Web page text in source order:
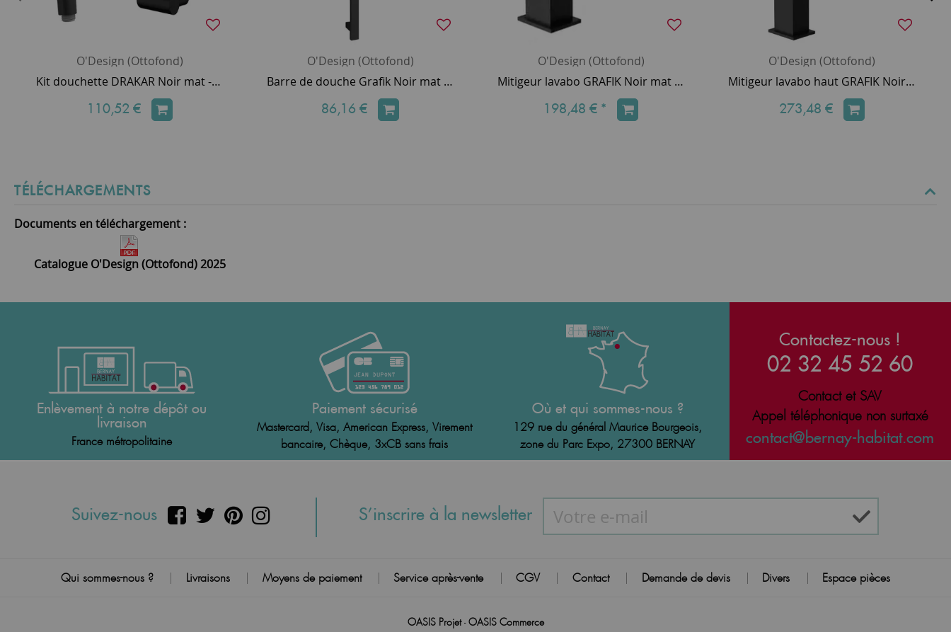
O'Design (Ottofond)
Kit douchette DRAKAR Noir mat - O'DESIGN Réf. DUP-DRAK-NM
110,52 €
O'Design (Ottofond)
Barre de douche Grafik Noir mat - O'DESIGN Réf. BAR-GRAF-NM
86,16 €
O'Design (Ottofond)
Mitigeur lavabo GRAFIK Noir mat avec vidage clic-clac - O'DESIGN Réf. GRAF11NM
198,48 € *
O'Design (Ottofond)
Mitigeur lavabo haut GRAFIK Noir mat - O'DESIGN Réf. GRAF11HNM
273,48 €
TÉLÉCHARGEMENTS
Documents en téléchargement :
Catalogue O'Design (Ottofond) 2025
Enlèvement à notre dépôt ou
livraison
France métropolitaine
Paiement sécurisé
Mastercard, Visa, American Express, Virement
bancaire, Chèque, 3xCB sans frais
Où et qui sommes-nous ?
129 rue du général Maurice Bourgeois,
zone du Parc Expo, 27300 BERNAY
Contactez-nous !
02 32 45 52 60
Contact et SAV
Appel téléphonique non surtaxé
contact@bernay-habitat.com
Suivez-nous S’inscrire à la newsletter
Qui sommes-nous ? Livraisons Moyens de paiement Service après-vente CGV Contact Demande de devis Divers Espace pièces
OASIS Projet-OASIS Commerce